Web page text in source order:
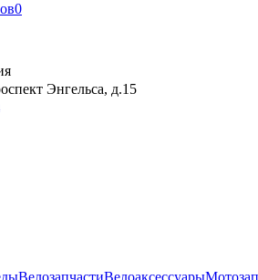
0
Энгельса, д.15
ВелозапчастиВелоаксессуары